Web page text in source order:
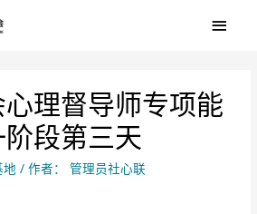
理督导师专项能
段第三天
地 / 作者： 管理员社心联